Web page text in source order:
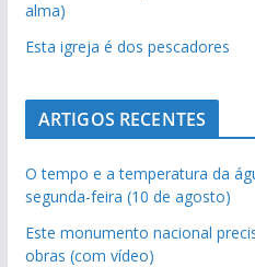
alma)
Esta igreja é dos pescadores
ARTIGOS RECENTES
O tempo e a temperatura da
segunda-feira (10 de agosto)
Este monumento nacional
obras (com vídeo)